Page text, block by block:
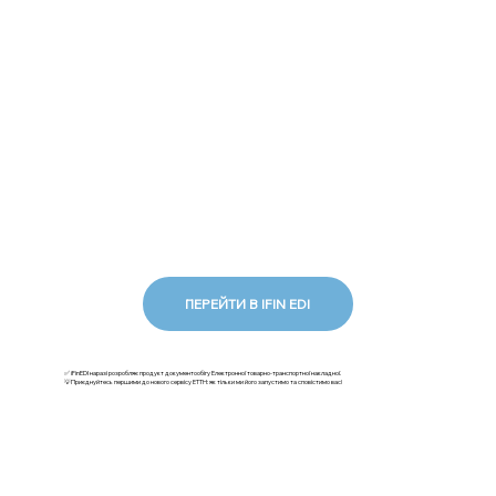
ПЕРЕЙТИ В IFIN EDI
✅ iFinEDI наразі розробляє продукт документообігу Електронної товарно-транспортної накладної.
💡Приєднуйтесь першими до нового сервісу ЕТТН: як тільки ми його запустимо та сповістимо вас!